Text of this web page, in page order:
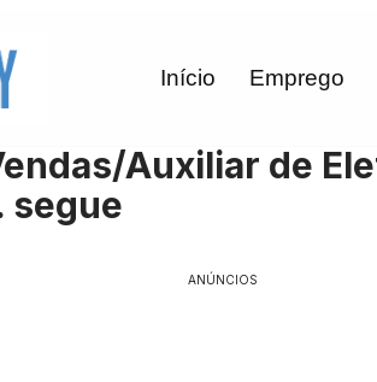
Início Emprego
Auxiliar de
segue
ANÚNCIOS